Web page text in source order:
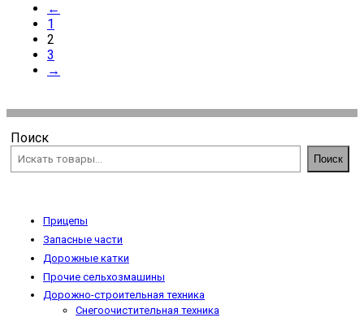
←
1
2
3
→
Поиск
Поиск
Прицепы
Запасные части
Дорожные катки
Прочие сельхозмашины
Дорожно-строительная техника
Снегоочистительная техника